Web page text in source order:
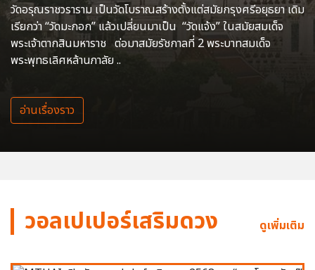
วัดอรุณราชวราราม เป็นวัดโบราณสร้างตั้งแต่สมัยกรุงศรีอยุธยา เดิม
เรียกว่า “วัดมะกอก” แล้วเปลี่ยนมาเป็น “วัดแจ้ง” ในสมัยสมเด็จ
พระเจ้าตากสินมหาราช ต่อมาสมัยรัชกาลที่ 2 พระบาทสมเด็จ
พระพุทธเลิศหล้านภาลัย ..
อ่านเรื่องราว
วอลเปเปอร์เสริมดวง ดูเพิ่มเติม